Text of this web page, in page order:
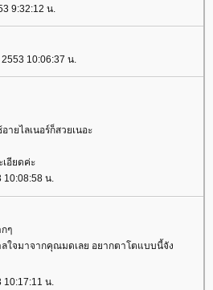
9:32:12 น.
10:06:37 น.
ยไลเนอร์ก็สวยเนอะ
อียดค่ะ
น.
ๆ
ใจมาจากคุณมดเลย อยากตาโตแบบนี้จัง
น.